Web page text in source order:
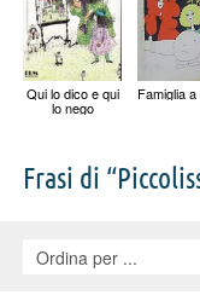
Qui lo dico e qui
lo nego
Famiglia
Frasi di